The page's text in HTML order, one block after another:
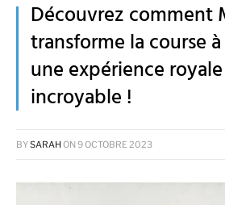
Découvrez comment
transforme la course
une expérience royale
incroyable !
BYSARAH ON 9 OCTOBRE 2023